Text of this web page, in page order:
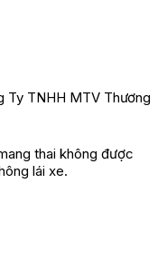
Ty TNHH MTV Thương
thai không được
lái xe.